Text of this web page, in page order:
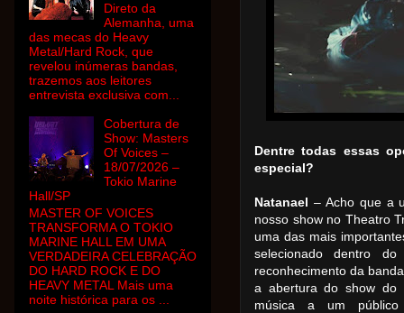
Dentre todas essas
especial?
Natanael – Acho que a
nosso show no Theatro
uma das mais
selecionado dentro
reconhecimento da
a abertura do show do
música a um
Direto da
Alemanha, uma
das mecas do Heavy
Metal/Hard Rock, que
revelou inúmeras bandas,
trazemos aos leitores
entrevista exclusiva com...
Cobertura de
Show: Masters
Of Voices –
18/07/2026 –
Tokio Marine
Hall/SP
MASTER OF VOICES
TRANSFORMA O TOKIO
MARINE HALL EM UMA
VERDADEIRA CELEBRAÇÃO
DO HARD ROCK E DO
HEAVY METAL Mais uma
noite histórica para os ...